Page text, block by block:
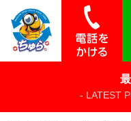
- LATEST